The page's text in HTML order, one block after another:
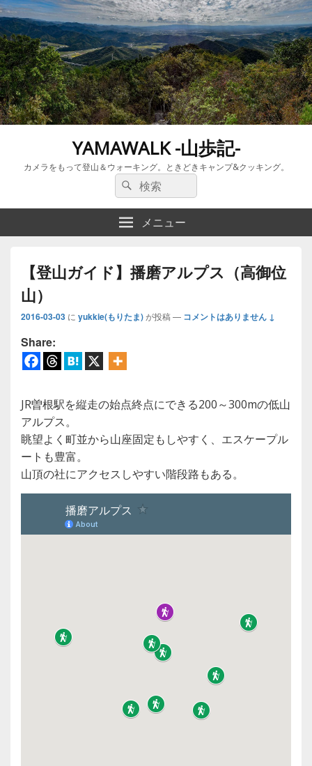
YAMAWALK -山歩記-
カメラをもって登山＆ウォーキング。ときどきキャンプ&クッキング。
検
索:
検
索
メニュー
【登山ガイド】播磨アルプス（高御位
山）
2016-03-03 に yukkie(もりたま)が投稿 — コメントはありません ↓
Share:
JR曽根駅を縦走の始点終点にできる200～300mの低山
アルプス。
眺望よく町並から山座固定もしやすく、エスケープル
ートも豊富。
山頂の社にアクセスしやすい階段路もある。